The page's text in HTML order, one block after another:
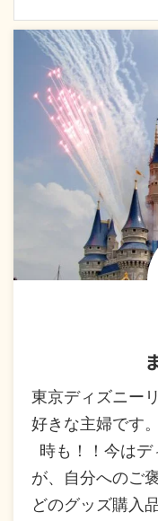
東京ディズニー
好きな主婦です
時も！！今は
が、自分へのご
どのグッズ購入